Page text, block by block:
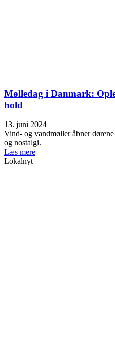
Mølledag i Danmark:
hold
13. juni 2024
Vind- og vandmøller åbner
og nostalgi.
Læs mere
Lokalnyt